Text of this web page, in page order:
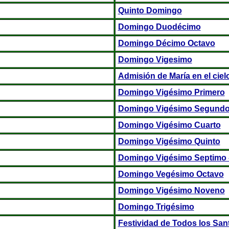
Quinto Domingo
Domingo Duodécimo
Domingo Décimo Octavo
Domingo Vigesimo
Admisión de María en el
Domingo Vigésimo Primero
Domingo Vigésimo
Domingo Vigésimo Cuarto
Domingo Vigésimo Quinto
Domingo Vigésimo
Domingo Vegésimo Octavo
Domingo Vigésimo Noveno
Domingo Trigésimo
Festividad de Todos los